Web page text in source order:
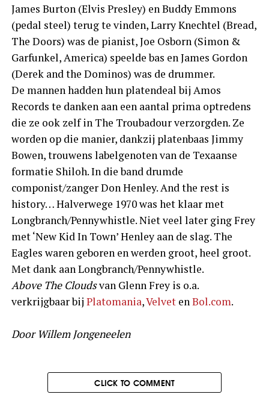
James Burton (Elvis Presley) en Buddy Emmons
(pedal steel) terug te vinden, Larry Knechtel (Bread,
The Doors) was de pianist, Joe Osborn (Simon &
Garfunkel, America) speelde bas en James Gordon
(Derek and the Dominos) was de drummer.
De mannen hadden hun platendeal bij Amos
Records te danken aan een aantal prima optredens
die ze ook zelf in The Troubadour verzorgden. Ze
worden op die manier, dankzij platenbaas Jimmy
Bowen, trouwens labelgenoten van de Texaanse
formatie Shiloh. In die band drumde
componist/zanger Don Henley. And the rest is
history… Halverwege 1970 was het klaar met
Longbranch/Pennywhistle. Niet veel later ging Frey
met ‘New Kid In Town’ Henley aan de slag. The
Eagles waren geboren en werden groot, heel groot.
Met dank aan Longbranch/Pennywhistle.
Above The Cloudsvan Glenn Frey is o.a.
verkrijgbaar bij Platomania,VelvetenBol.com.
Door Willem Jongeneelen
CLICK TO COMMENT